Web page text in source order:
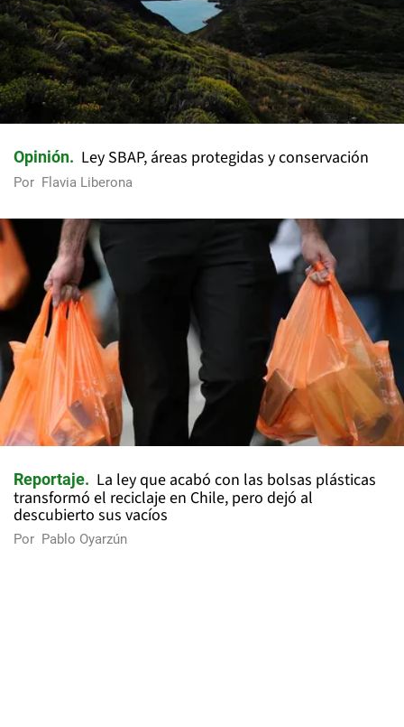
Opinión Ley SBAP, áreas protegidas y conservación
Por Flavia Liberona
Reportaje
La ley que acabó con las bolsas plásticas
transformó el reciclaje en Chile, pero dejó al
descubierto sus vacíos
Por Pablo Oyarzún